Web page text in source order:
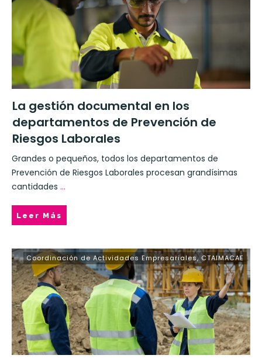
La gestión documental en los
departamentos de Prevención de
Riesgos Laborales
Grandes o pequeños, todos los departamentos de
Prevención de Riesgos Laborales procesan grandísimas
cantidades ...
Leer Más
Coordinación de Actividades Empresariales,CTAIMACAE